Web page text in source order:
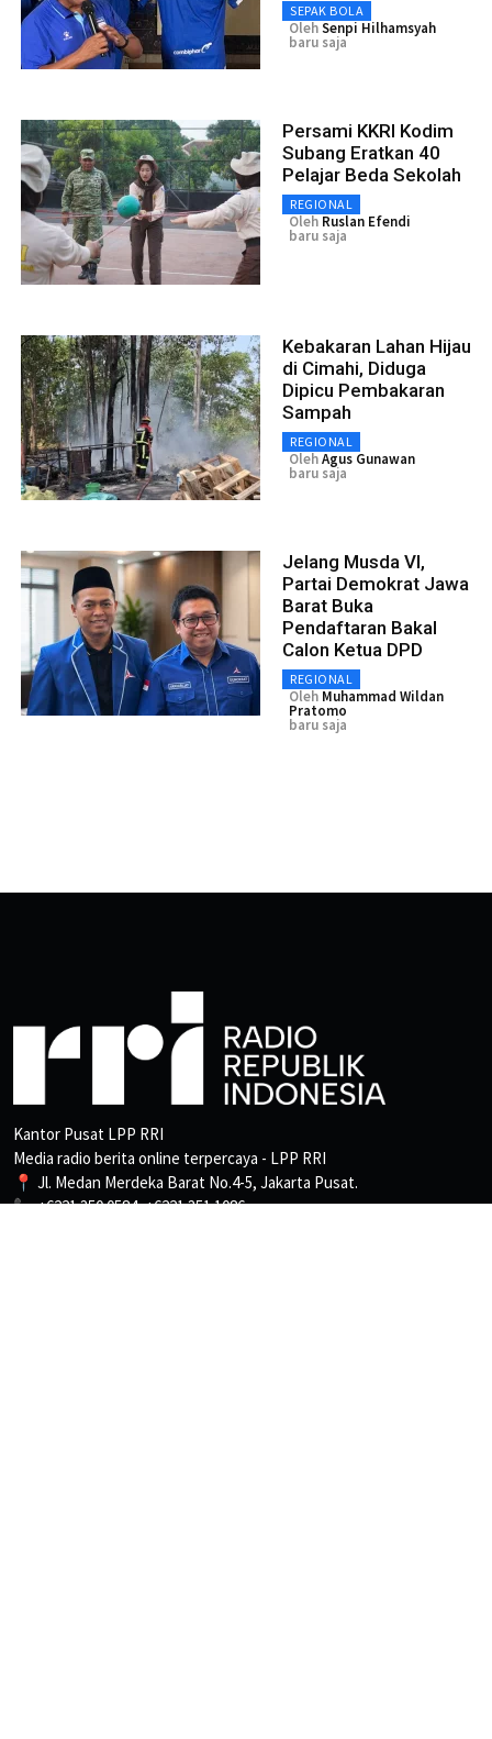
SEPAK BOLA
OlehSenpi Hilhamsyah
baru saja
Persami KKRI Kodim
Subang Eratkan 40
Pelajar Beda Sekolah
REGIONAL
Oleh Ruslan Efendi
baru saja
Kebakaran Lahan Hijau
di Cimahi, Diduga
Dipicu Pembakaran
Sampah
REGIONAL
OlehAgus Gunawan
baru saja
Jelang Musda VI,
Partai Demokrat Jawa
Barat Buka
Pendaftaran Bakal
Calon Ketua DPD
REGIONAL
Oleh Muhammad Wildan
Pratomo
baru saja
Kantor Pusat LPP RRI
Media radio berita online terpercaya - LPP RRI
📍 Jl. Medan Merdeka Barat No.4-5, Jakarta Pusat.
📞 +6221 350 0584, +6221 351 1086